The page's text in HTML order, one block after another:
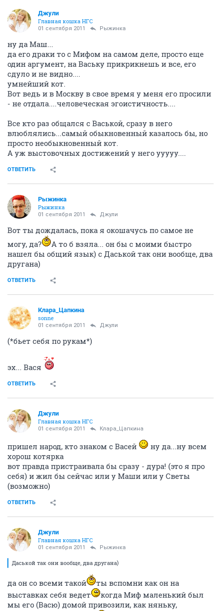
Джули
Главная кошка НГС
01 сентября 2011 Рыжинка
ну да Маш...
да его драки то с Мифом на самом деле, просто еще
один аргумент, на Ваську прикрикнешь и все, его
сдуло и не видно....
умнейший кот.
Вот ведь и в Москву в свое время у меня его просили
- не отдала....человеческая эгоистичность....
Все кто раз общался с Васькой, сразу в него
влюблялись...самый обыкновенный казалось бы, но
просто необыкновенный кот.
А уж выстовочных достижений у него ууууу....
ОТВЕТИТЬ
Рыжинка
Рыжинка
01 сентября 2011 Джули
Вот ты дождалась, пока я окошачусь по самое не
могу, да?
А то б взяла... он бы с моими быстро
нашел бы общий язык) с Даськой так они вообще, два
другана)
ОТВЕТИТЬ
Клара_Цапкина
sonne
01 сентября 2011 Джули
(*бьет себя по рукам*)
эх... Вася
ОТВЕТИТЬ
Джули
Главная кошка НГС
01 сентября 2011 Клара_Цапкина
пришел народ, кто знаком с Васей
ну да...ну всем
хорош котярка
вот правда пристраивала бы сразу - дура! (это я про
себя) и жил бы сейчас или у Маши или у Светы
(возможно)
ОТВЕТИТЬ
Джули
Главная кошка НГС
01 сентября 2011 Рыжинка
Даськой так они вообще, два другана)
да он со всеми такой
ты вспомни как он на
выставках себя ведет
когда Миф маленький был
мы его (Васю) домой привозили, как няньку,